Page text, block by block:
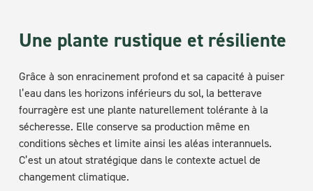
Une plante rustique et résiliente
Grâce à son enracinement profond et sa capacité à puiser
l’eau dans les horizons inférieurs du sol, la betterave
fourragère est une plante naturellement tolérante à la
sécheresse. Elle conserve sa production même en
conditions sèches et limite ainsi les aléas interannuels.
C’est un atout stratégique dans le contexte actuel de
changement climatique.